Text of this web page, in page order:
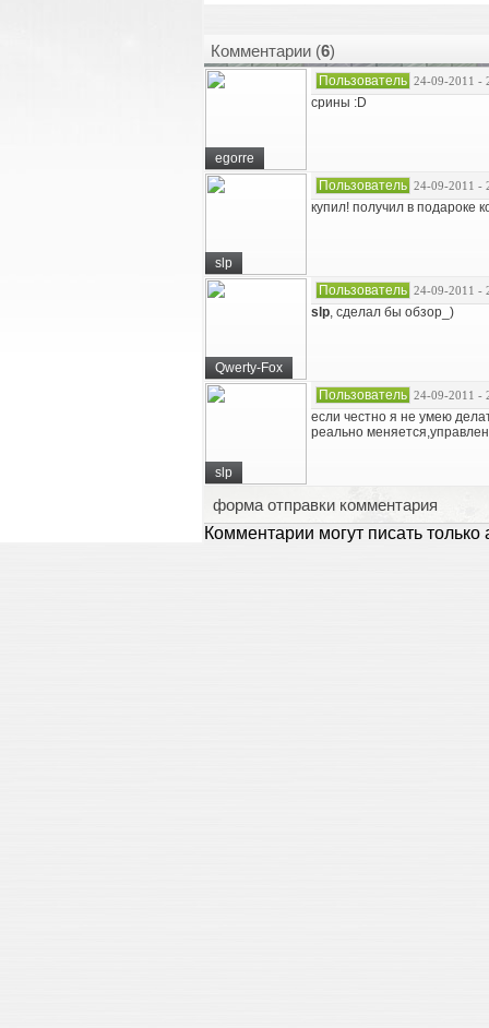
Комментарии (6)
egorre
Пользователь 24-09-2011 -
срины :D
slp
Пользователь 24-09-2011 -
купил! получил в подароке
Qwerty-Fox
Пользователь 24-09-2011 -
slp, сделал бы обзор_)
slp
Пользователь 24-09-2011 -
если честно я не умею
реально
форма отправки комментария
Комментарии могут писать